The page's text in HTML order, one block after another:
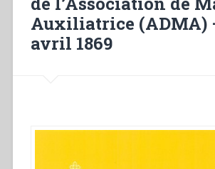
Auxiliatrice (ADMA)
avril 1869